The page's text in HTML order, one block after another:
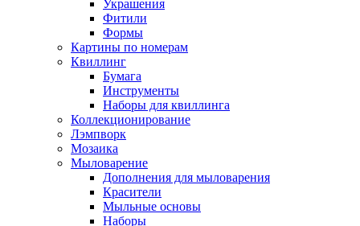
Украшения
Фитили
Формы
Картины по номерам
Квиллинг
Бумага
Инструменты
Наборы для квиллинга
Коллекционирование
Лэмпворк
Мозаика
Мыловарение
Дополнения для мыловарения
Красители
Мыльные основы
Наборы